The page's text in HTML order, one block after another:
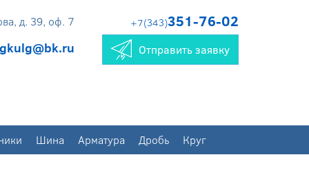
д. 39, оф. 7
gkulg@bk.ru
+7(343)351-76-02
Отправить заявку
Шина Арматура Дробь Круг